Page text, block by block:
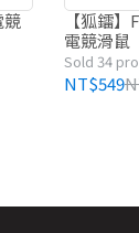
競
【狐鐳
電競滑鼠
Sold 34
NT$549